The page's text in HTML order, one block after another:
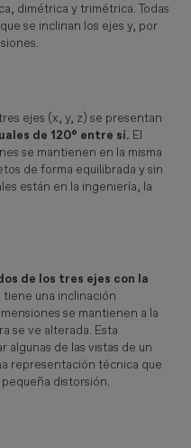
dimétrica y trimétrica. Todas
se inclinan los ejes y, por
ejes (x, y, z) se presentan
de 120° entre sí. El
se mantienen en la misma
de forma equilibrada y sin
están en la ingeniería, la
de los tres ejes con la
una inclinación
se mantienen a la
se ve alterada. Esta
algunas de las vistas de un
representación técnica que
distorsión.